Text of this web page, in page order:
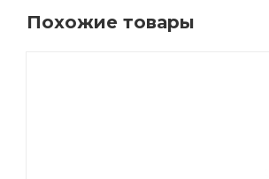
Похожие товары